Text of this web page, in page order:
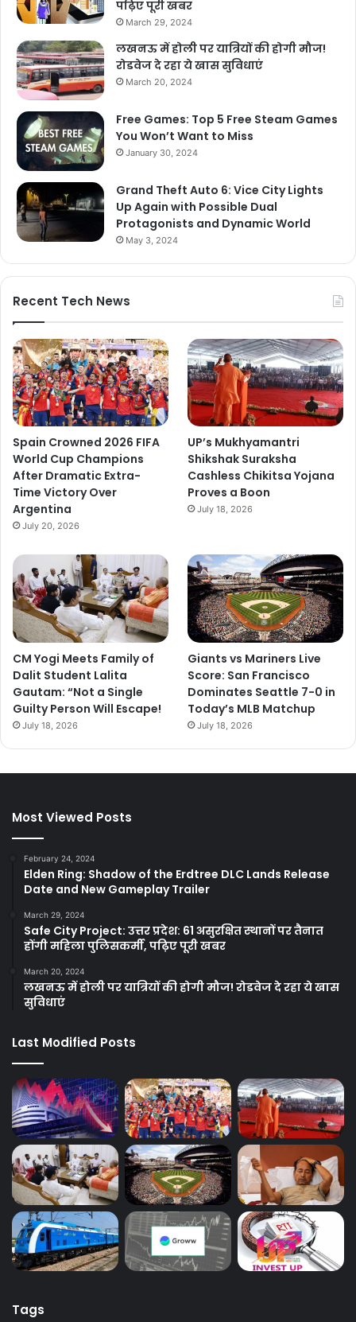
पढ़िए पूरी खबर
March 29, 2024
लखनऊ में होली पर यात्रियों की होगी मौज!
रोडवेज दे रहा ये खास सुविधाएं
March 20, 2024
Free Games: Top 5 Free Steam Games
You Won’t Want to Miss
January 30, 2024
Grand Theft Auto 6: Vice City Lights
Up Again with Possible Dual
Protagonists and Dynamic World
May 3, 2024
Recent Tech News
Spain Crowned 2026 FIFA
World Cup Champions
After Dramatic Extra-
Time Victory Over
Argentina
July 20, 2026
UP’s Mukhyamantri
Shikshak Suraksha
Cashless Chikitsa Yojana
Proves a Boon
July 18, 2026
CM Yogi Meets Family of
Dalit Student Lalita
Gautam: “Not a Single
Guilty Person Will Escape!
July 18, 2026
Giants vs Mariners Live
Score: San Francisco
Dominates Seattle 7-0 in
Today’s MLB Matchup
July 18, 2026
Most Viewed Posts
February 24, 2024
Elden Ring: Shadow of the Erdtree DLC Lands Release
Date and New Gameplay Trailer
March 29, 2024
Safe City Project: उत्तर प्रदेश: 61 असुरक्षित स्थानों पर तैनात
होंगी महिला पुलिसकर्मी, पढ़िए पूरी खबर
March 20, 2024
लखनऊ में होली पर यात्रियों की होगी मौज! रोडवेज दे रहा ये खास
सुविधाएं
Last Modified Posts
Tags